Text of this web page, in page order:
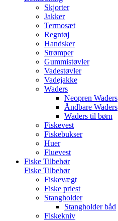
Skjorter
Jakker
Termosæt
Regntøj
Handsker
Strømper
Gummistøvler
Vadestøvler
Vadejakke
Waders
Neopren Waders
Åndbare Waders
Waders til børn
Fiskevest
Fiskebukser
Huer
Fluevest
Fiske Tilbehør
Fiske Tilbehør
Fiskevægt
Fiske priest
Stangholder
Stangholder båd
Fiskekniv